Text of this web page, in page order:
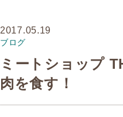
2017.05.19
ブログ
ミートショップ
肉を食す！